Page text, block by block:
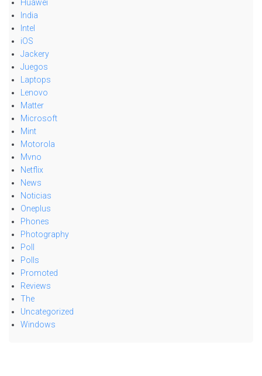
Huawei
India
Intel
iOS
Jackery
Juegos
Laptops
Lenovo
Matter
Microsoft
Mint
Motorola
Mvno
Netflix
News
Noticias
Oneplus
Phones
Photography
Poll
Polls
Promoted
Reviews
The
Uncategorized
Windows